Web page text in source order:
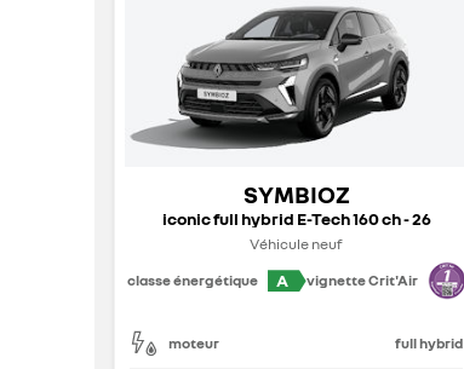
SYMBIOZ
iconic full hybrid E-Tech 160 ch - 26
Véhicule neuf
classe énergétique
A vignette Crit'Air
moteur full hybrid